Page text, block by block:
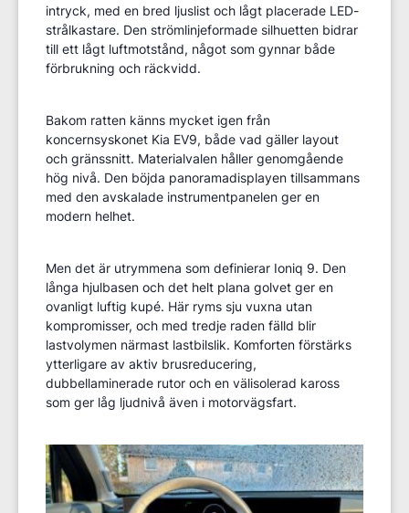
intryck, med en bred ljuslist och lågt placerade LED-
strålkastare. Den strömlinjeformade silhuetten bidrar
till ett lågt luftmotstånd, något som gynnar både
förbrukning och räckvidd.
Bakom ratten känns mycket igen från
koncernsyskonet Kia EV9, både vad gäller layout
och gränssnitt. Materialvalen håller genomgående
hög nivå. Den böjda panoramadisplayen tillsammans
med den avskalade instrumentpanelen ger en
modern helhet.
Men det är utrymmena som definierar Ioniq 9. Den
långa hjulbasen och det helt plana golvet ger en
ovanligt luftig kupé. Här ryms sju vuxna utan
kompromisser, och med tredje raden fälld blir
lastvolymen närmast lastbilslik. Komforten förstärks
ytterligare av aktiv brusreducering,
dubbellaminerade rutor och en välisolerad kaross
som ger låg ljudnivå även i motorvägsfart.